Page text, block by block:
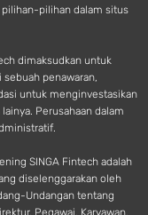
pilihan-pilihan dalam situs
dimaksudkan untuk
penawaran,
untuk menginvestasikan
Perusahaan dalam
SINGA Fintech adalah
diselenggarakan oleh
Undangan tentang
Pegawai, Karyawan,